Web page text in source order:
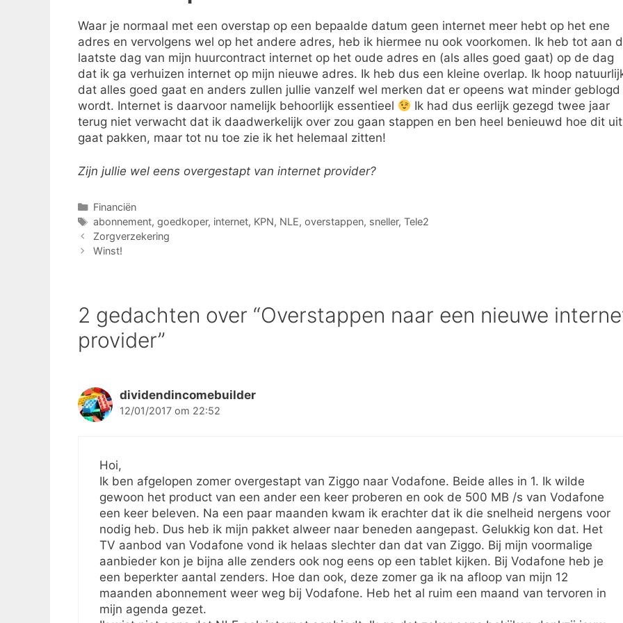
Waar je normaal met een overstap op een bepaalde datum geen internet meer hebt op het ene
adres en vervolgens wel op het andere adres, heb ik hiermee nu ook voorkomen. Ik heb tot aan
laatste dag van mijn huurcontract internet op het oude adres en (als alles goed gaat) op de dag
dat ik ga verhuizen internet op mijn nieuwe adres. Ik heb dus een kleine overlap. Ik hoop
dat alles goed gaat en anders zullen jullie vanzelf wel merken dat er opeens wat minder geblogd
wordt. Internet is daarvoor namelijk behoorlijk essentieel
Ik had dus eerlijk gezegd twee jaar
terug niet verwacht dat ik daadwerkelijk over zou gaan stappen en ben heel benieuwd hoe dit uit
gaat pakken, maar tot nu toe zie ik het helemaal zitten!
Zijn jullie wel eens overgestapt van internet provider?
Categorieën
Financiën
Tags
abonnement, goedkoper, internet, KPN, NLE, overstappen, sneller, Tele2
Zorgverzekering
Winst!
2 gedachten over “Overstappen naar een nieuwe
provider”
dividendincomebuilder
12/01/2017 om 22:52
Hoi,
Ik ben afgelopen zomer overgestapt van Ziggo naar Vodafone. Beide alles in 1. Ik wilde
gewoon het product van een ander een keer proberen en ook de 500 MB /s van Vodafone
een keer beleven. Na een paar maanden kwam ik erachter dat ik die snelheid nergens voor
nodig heb. Dus heb ik mijn pakket alweer naar beneden aangepast. Gelukkig kon dat. Het
TV aanbod van Vodafone vond ik helaas slechter dan dat van Ziggo. Bij mijn voormalige
aanbieder kon je bijna alle zenders ook nog eens op een tablet kijken. Bij Vodafone heb je
een beperkter aantal zenders. Hoe dan ook, deze zomer ga ik na afloop van mijn 12
maanden abonnement weer weg bij Vodafone. Heb het al ruim een maand van tervoren in
mijn agenda gezet.